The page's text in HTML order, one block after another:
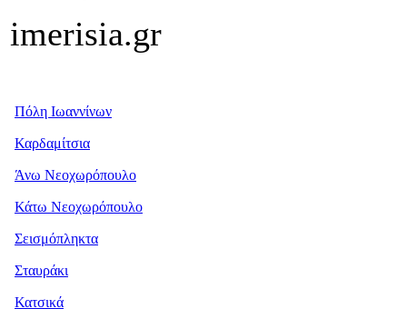
imerisia.gr
Πόλη Ιωαννίνων
Καρδαμίτσια
Άνω Νεοχωρόπουλο
Κάτω Νεοχωρόπουλο
Σεισμόπληκτα
Σταυράκι
Κατσικά